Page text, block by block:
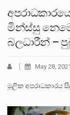
මින්ස්සු
බලධාරීන් –
May 28, 2021
මූලික අපරාධකාරය